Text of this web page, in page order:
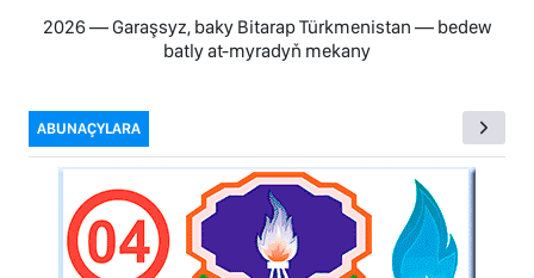
2026 — Garaşsyz, baky Bitarap Türkmenistan — bedew
batly at-myradyň mekany
ABUNAÇYLARA